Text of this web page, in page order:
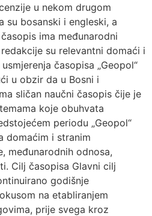
u nekom drugom
su bosanski i engleski, a
ima međunarodni
su relevantni domaći i
časopisa „Geopol“
u obzir da u Bosni i
sličan naučni časopis čije je
koje obuhvata
periodu „Geopol“
domaćim i stranim
međunarodnih odnosa,
Cilj časopisa Glavni cilj
godišnje
na etabliranjem
prije svega kroz